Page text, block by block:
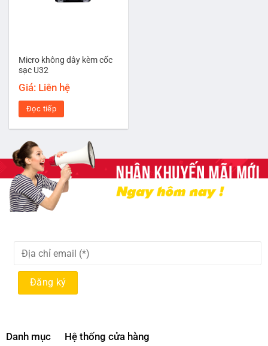
Micro không dây kèm cốc
sạc U32
Giá: Liên hệ
Đọc tiếp
Danh mục
Hệ thống cửa hàng